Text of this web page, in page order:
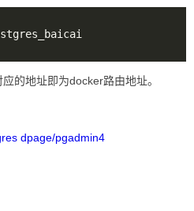
的地址即为docker路由地址。
dpage/pgadmin4